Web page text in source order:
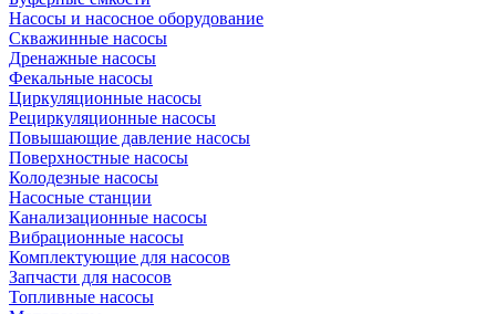
Насосы и насосное оборудование
Скважинные насосы
Дренажные насосы
Фекальные насосы
Циркуляционные насосы
Рециркуляционные насосы
Повышающие давление насосы
Поверхностные насосы
Колодезные насосы
Насосные станции
Канализационные насосы
Вибрационные насосы
Комплектующие для насосов
Запчасти для насосов
Топливные насосы